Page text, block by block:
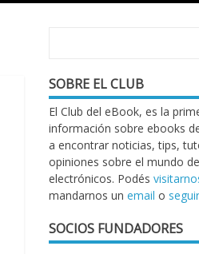
SOBRE EL CLUB
El Club del eBook, es la
información sobre ebooks
a encontrar noticias, tips,
opiniones sobre el mundo
electrónicos. Podés
mandarnos unemail o
SOCIOS FUNDADORES